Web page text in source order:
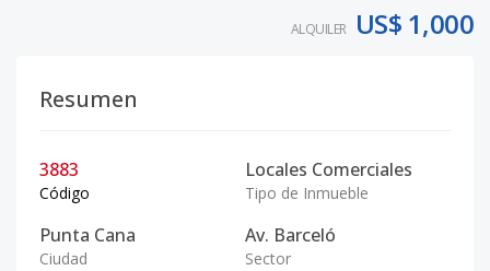
ALQUILER US$ 1,000
Resumen
3883
Código
Locales Comerciales
Tipo de Inmueble
Punta Cana
Ciudad
Av. Barceló
Sector